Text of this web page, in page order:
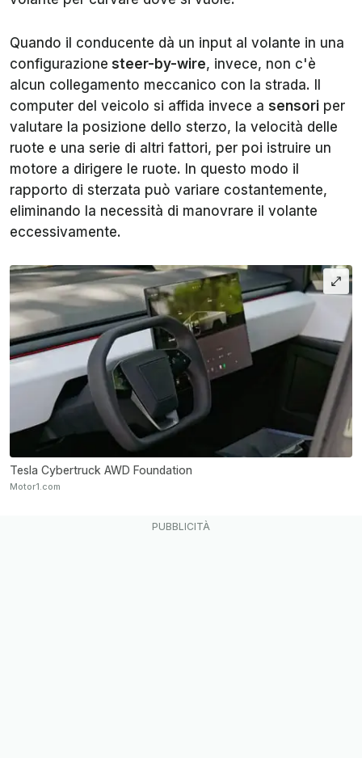
Quando il conducente dà un input al volante in una
configurazione steer-by-wire, invece, non c'è
alcun collegamento meccanico con la strada. Il
computer del veicolo si affida invece a sensori per
valutare la posizione dello sterzo, la velocità delle
ruote e una serie di altri fattori, per poi istruire un
motore a dirigere le ruote. In questo modo il
rapporto di sterzata può variare costantemente,
eliminando la necessità di manovrare il volante
eccessivamente.
Tesla Cybertruck AWD Foundation
Motor1.com